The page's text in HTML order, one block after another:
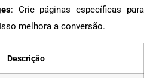
: Crie páginas específicas para
melhora a conversão.
Descrição